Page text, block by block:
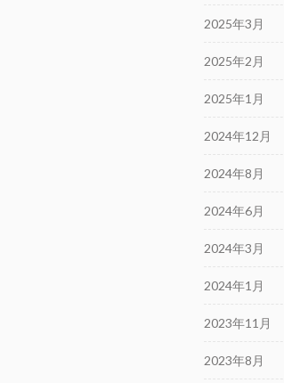
2025年3月
2025年2月
2025年1月
2024年12月
2024年8月
2024年6月
2024年3月
2024年1月
2023年11月
2023年8月